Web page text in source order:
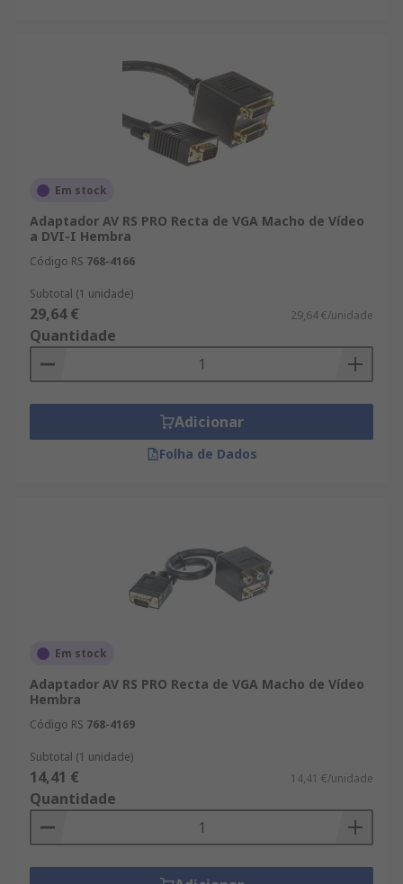
Em stock
Adaptador AV RS PRO Recta de VGA Macho de Vídeo
a DVI-I Hembra
Código RS 768-4166
Subtotal (1 unidade)
29,64 € 29,64 €/unidade
Quantidade
Adicionar
Folha de Dados
Em stock
Adaptador AV RS PRO Recta de VGA Macho de Vídeo
Hembra
Código RS 768-4169
Subtotal (1 unidade)
14,41 € 14,41 €/unidade
Quantidade